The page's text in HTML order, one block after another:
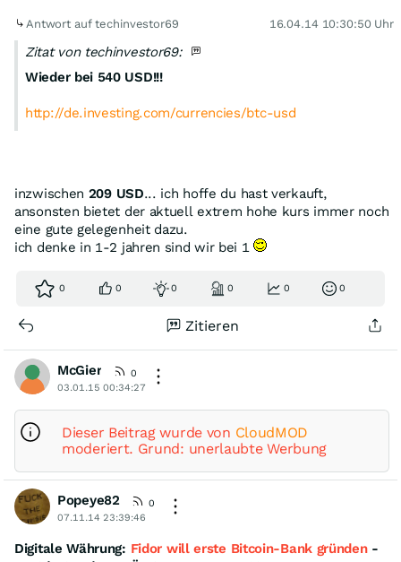
Antwort auf techinvestor69 16.04.14 10:30:50 Uhr
Zitat von techinvestor69:
Wieder bei 540 USD!!!
http://de.investing.com/currencies/btc-usd
inzwischen 209 USD... ich hoffe du hast verkauft,
ansonsten bietet der aktuell extrem hohe kurs immer noch
eine gute gelegenheit dazu.
ich denke in 1-2 jahren sind wir bei 1
0 0 0 0 0 0
Zitieren
McGier
0
03.01.15 00:34:27
Dieser Beitrag wurde von CloudMOD
moderiert. Grund: unerlaubte Werbung
Popeye82
0
07.11.14 23:39:46
Digi­tale Währung: Fidor will erste Bitcoin-Bank gründen-